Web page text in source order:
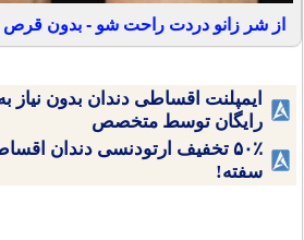
از شر زانو دردت راحت شو - بدون
ایمپلنت اقساطی دندان بدون
رایگان توسط متخصص
۵۰٪ تخفیف ارتودنسی دندان
سفته!